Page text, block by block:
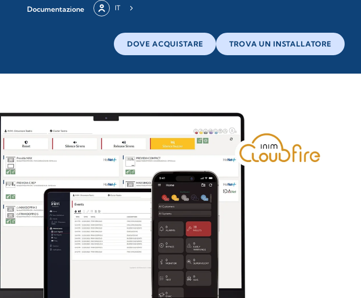
Documentazione IT
DOVE ACQUISTARE TROVA UN INSTALLATORE